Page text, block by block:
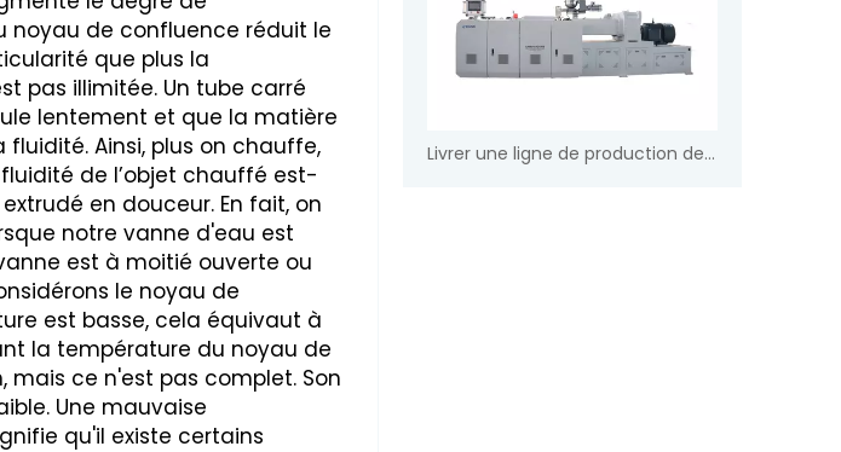
de confluence réduit le
que plus la
pas illimitée. Un tube carré
lentement et que la matière
Ainsi, plus on chauffe,
de l’objet chauffé est-
en douceur. En fait, on
notre vanne d'eau est
est à moitié ouverte ou
le noyau de
est basse, cela équivaut à
la température du noyau de
ce n'est pas complet. Son
Une mauvaise
qu'il existe certains
Livrer une ligne de production de feuilles de marbre en PVC